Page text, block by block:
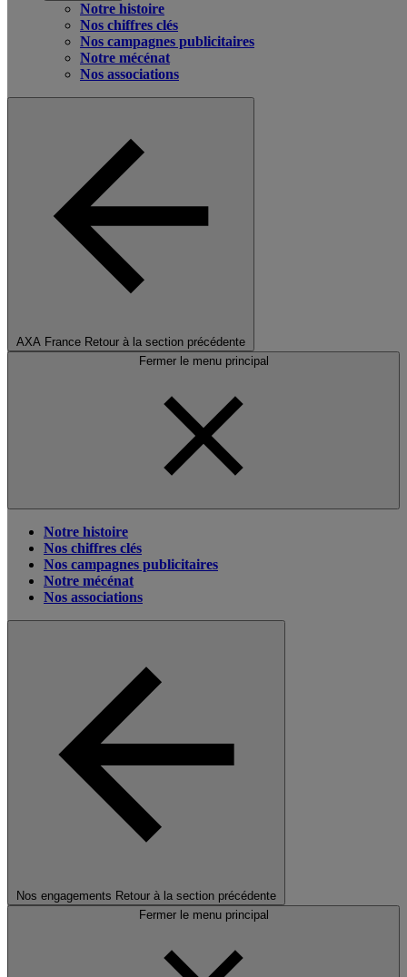
Notre histoire
Nos chiffres clés
Nos campagnes publicitaires
Notre mécénat
Nos associations
AXA France Retour à la section précédente
Fermer le menu principal
Notre histoire
Nos chiffres clés
Nos campagnes publicitaires
Notre mécénat
Nos associations
Nos engagements Retour à la section précédente
Fermer le menu principal